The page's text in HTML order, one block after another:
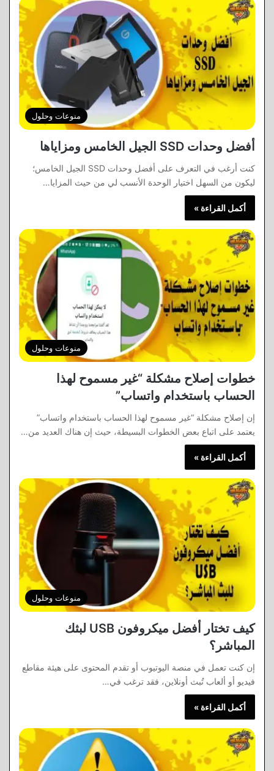
منوعات وحلول
أفضل وحدات SSD الجيل الخامس ومزاياها
كنت أرغب في التعرف على أفضل وحدات SSD الجيل الخامس؛
ليكون من السهل اختيار الوحدة الأنسب لي من حيث المزايا…
أكمل القراءة »
منوعات وحلول
خطوات إصلاح مشكلة “غير مسموح لهذا
الحساب باستخدام واتساب”
إن إصلاح مشكلة “غير مسموح لهذا الحساب باستخدام واتساب”
يعتمد على اتباع بعض الخطوات البسيطة، حيث إن هناك العديد من…
أكمل القراءة »
منوعات وحلول
كيف تختار أفضل ميكروفون USB لبثك
المباشر؟
إن كنت تعمل في منصة اليوتيوب أو تقدم المحتوى على هيئة مقاطع
فيديو أو ألعاب تُبث أونلاين، فقد ترغب في…
أكمل القراءة »